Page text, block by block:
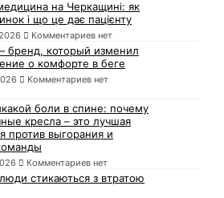
на Черкащині: як
і що це дає пацієнту
Комментариев нет
бренд, который изменил
о комфорте в беге
Комментариев нет
боли в спине: почему
кресла – это лучшая
против выгорания и
Комментариев нет
люди стикаються з втратою